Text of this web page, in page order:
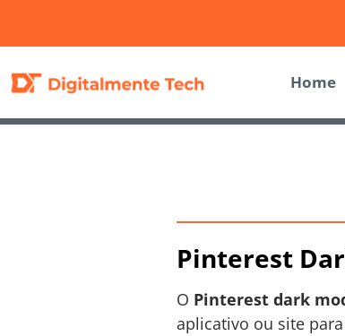
Home
Pinterest
O Pinterest dark
aplicativo ou site